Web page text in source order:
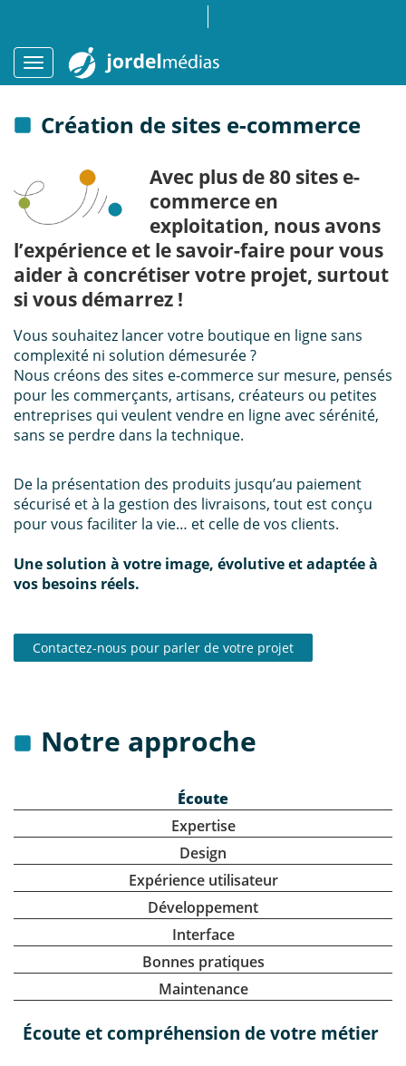
Création de sites e-commerce
Avec plus de 80 sites e-
commerce en
exploitation, nous avons
l’expérience et le savoir-faire pour vous
aider à concrétiser votre projet, surtout
si vous démarrez !
Vous souhaitez lancer votre boutique en ligne sans
complexité ni solution démesurée ?
Nous créons des sites e-commerce sur mesure, pensés
pour les commerçants, artisans, créateurs ou petites
entreprises qui veulent vendre en ligne avec sérénité,
sans se perdre dans la technique.
De la présentation des produits jusqu’au paiement
sécurisé et à la gestion des livraisons, tout est conçu
pour vous faciliter la vie… et celle de vos clients.
Une solution à votre image, évolutive et adaptée à
vos besoins réels.
Contactez-nous pour parler de votre projet
Notre approche
Écoute
Expertise
Design
Expérience utilisateur
Développement
Interface
Bonnes pratiques
Maintenance
Écoute et compréhension de votre métier